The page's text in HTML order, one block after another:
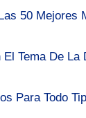
50 Mejores
Tema De La
Para Todo